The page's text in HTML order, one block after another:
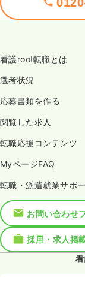
看護roo!転職とは
選考状況
応募書類を作る
閲覧した求人
転職応援コンテンツ
MyページFAQ
転職・派遣就業サポ
お問い合わせ
採用・求人掲